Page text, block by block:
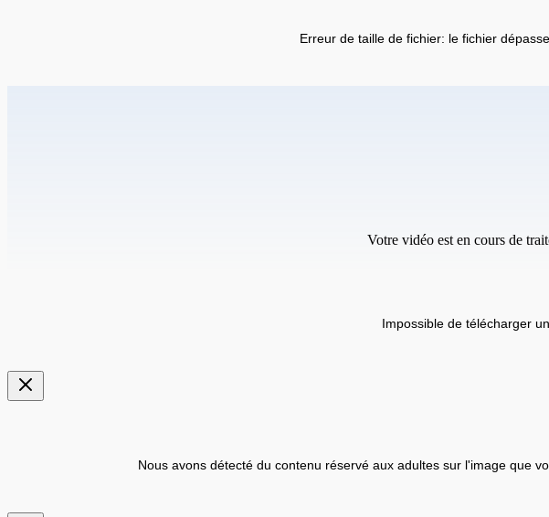
Erreur de taille de fichier: le fichier
Votre vidéo est en cours de
Impossible de télécharger
Nous avons détecté du contenu réservé aux adultes sur l'image que